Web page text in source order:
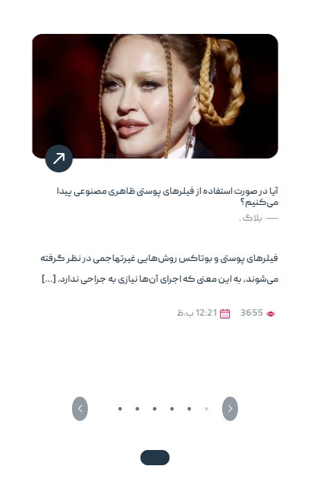
آیا در صورت استفاده از فیلرهای پوستی ظاهری مصنوعی پیدا
می‌کنیم؟
بلاگ .
فیلرهای پوستی و بوتاکس روش‌هایی غیرتهاجمی در نظر گرفته
می‌شوند، به این معنی که اجرای آن‌ها نیازی به جراحی ندارد. […]
3655 12:21 ب.ظ